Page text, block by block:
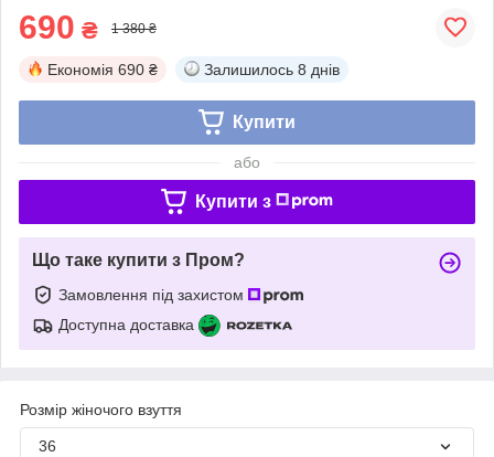
690 ₴ 1 380 ₴
Економія 690 ₴ Залишилось 8 днів
Купити
або
Купити з
Що таке купити з Пром?
Замовлення під захистом
Доступна доставка
Розмір жіночого взуття
36